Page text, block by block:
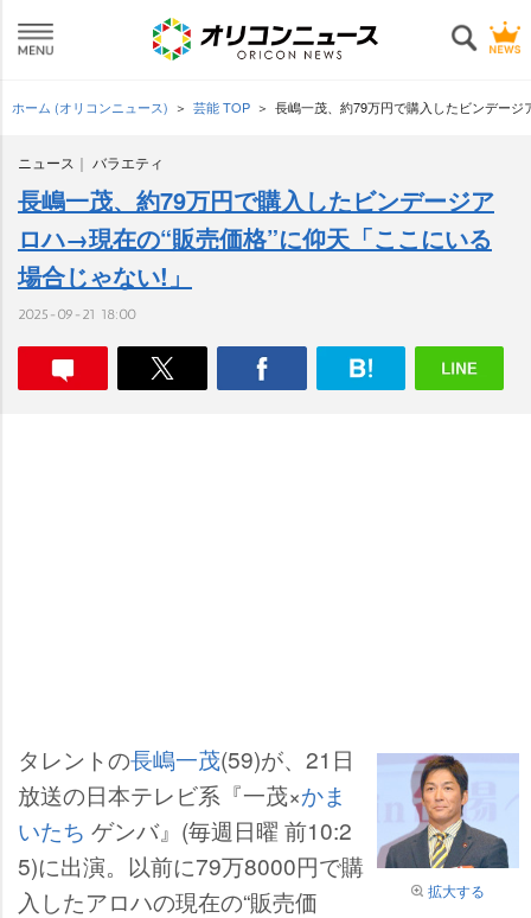
ホーム (オリコンニュース) 芸能 TOP 長嶋一茂、約79万円で購入したビンデー
ニュース バラエティ
長嶋一茂、約79万円で購入したビンデージア
ロハ→現在の“販売価格”に仰天「ここにいる
場合じゃない!」
2025-09-21 18:00
拡大する
タレントの長嶋一茂(59)が、21日
放送の日本テレビ系『一茂×かま
いたち ゲンバ』(毎週日曜 前10:2
5)に出演。以前に79万8000円で購
入したアロハの現在の“販売価